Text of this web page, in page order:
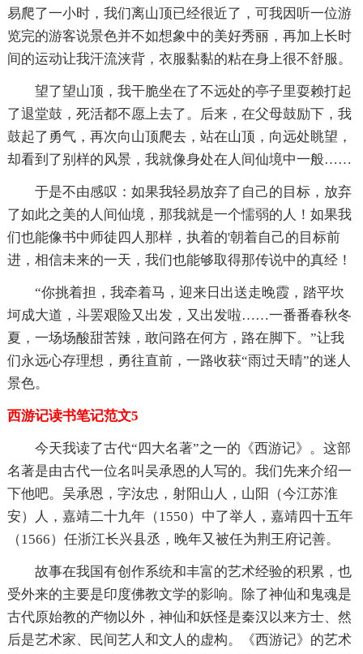
易爬了一小时，我们离山顶已经很近了，可我因听一位游
览完的游客说景色并不如想象中的美好秀丽，再加上长时
间的运动让我汗流浃背，衣服黏黏的粘在身上很不舒服。
望了望山顶，我干脆坐在了不远处的亭子里耍赖打起
了退堂鼓，死活都不愿上去了。后来，在父母鼓励下，我
鼓起了勇气，再次向山顶爬去，站在山顶，向远处眺望，
却看到了别样的风景，我就像身处在人间仙境中一般……
于是不由感叹：如果我轻易放弃了自己的目标，放弃
了如此之美的人间仙境，那我就是一个懦弱的人！如果我
们也能像书中师徒四人那样，执着的'朝着自己的目标前
进，相信未来的一天，我们也能够取得那传说中的真经！
“你挑着担，我牵着马，迎来日出送走晚霞，踏平坎
坷成大道，斗罢艰险又出发，又出发啦……一番番春秋冬
夏，一场场酸甜苦辣，敢问路在何方，路在脚下。”让我
们永远心存理想，勇往直前，一路收获“雨过天晴”的迷人
景色。
西游记读书笔记范文5
今天我读了古代“四大名著”之一的《西游记》。这部
名著是由古代一位名叫吴承恩的人写的。我们先来介绍一
下他吧。吴承恩，字汝忠，射阳山人，山阳（今江苏淮
安）人，嘉靖二十九年（1550）中了举人，嘉靖四十五年
（1566）任浙江长兴县丞，晚年又被任为荆王府记善。
故事在我国有创作系统和丰富的艺术经验的积累，也
受外来的主要是印度佛教文学的影响。除了神仙和鬼魂是
古代原始教的产物以外，神仙和妖怪是秦汉以来方士、然
后是艺术家、民间艺人和文人的虚构。《西游记》的艺术